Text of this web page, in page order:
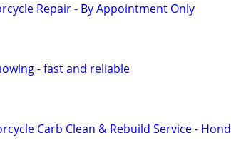
Repair - By Appointment Only
- fast and reliable
Carb Clean & Rebuild Service -